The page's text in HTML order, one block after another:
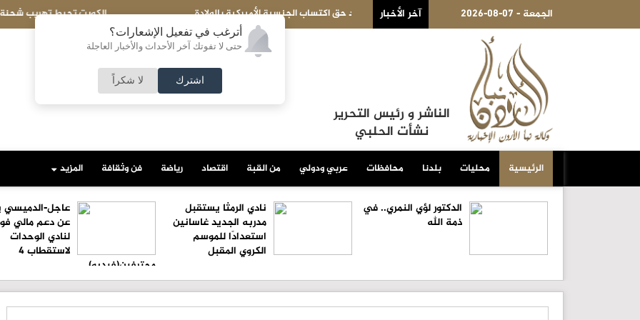
أترغب في تفعيل الإشعارات؟
حتى لا تفوتك آخر الأحداث والأخبار العاجلة
اشترك لا شكراً
2026-08-07 - الجمعة آخر الأخبار لتقييد حق اكتساب الجنسية الأميركية بالولادة الكويت تحبط تهريب شحنة ضخمة إلى مصر..ماذا بداخلها؟
الناشر و رئيس التحرير
نشأت الحلبي
الرئيسية محليات بلدنا محافظات عربي ودولي من القبة اقتصاد رياضة فن وثقافة المزيد
الدكتور لؤي النمري.. في
ذمة الله
نادي الرمثا يستقبل
مدربه الجديد غاسانين
استعدادًا للموسم
الكروي المقبل
عاجل-الدميسي
عن دعم مالي
لنادي الوحدات
لاستقطاب 4
محترفين(فيديو)